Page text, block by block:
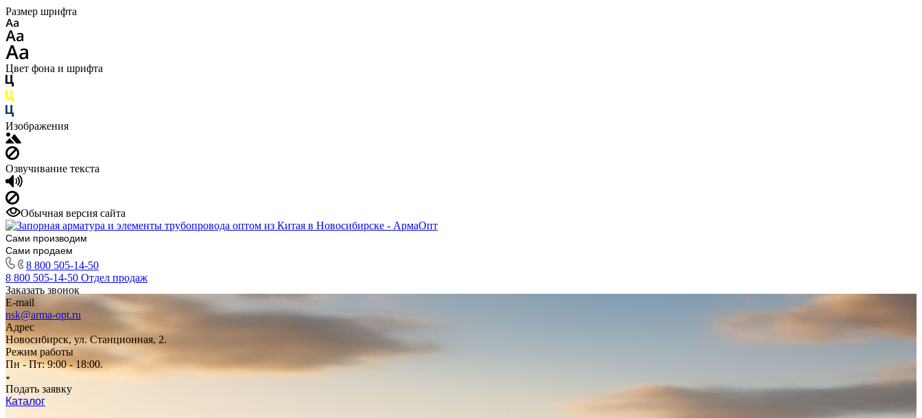
Размер шрифта
Цвет фона и шрифта
Изображения
Озвучивание текста
Обычная версия сайта
Сами производим
Сами продаем
8 800 505-14-50
8 800 505-14-50 Отдел продаж
Заказать звонок
E-mail
nsk@arma-opt.ru
Адрес
Новосибирск, ул. Станционная, 2.
Режим работы
Пн - Пт: 9:00 - 18:00.
Подать заявку
Каталог